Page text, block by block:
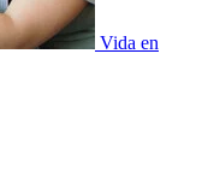
Vida en